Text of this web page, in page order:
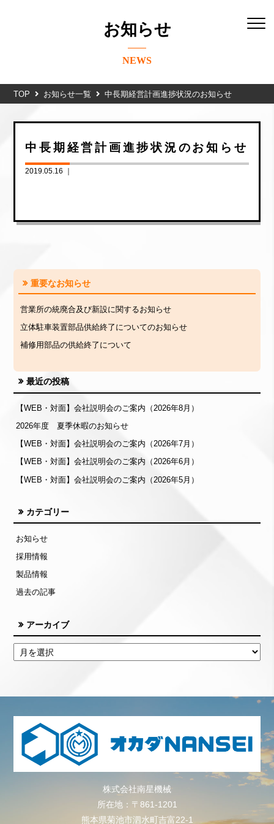
お知らせ
NEWS
TOP お知らせ一覧 中長期経営計画進捗状況のお知らせ
中長期経営計画進捗状況のお知らせ
2019.05.16 ｜
重要なお知らせ
営業所の統廃合及び新設に関するお知らせ
立体駐車装置部品供給終了についてのお知らせ
補修用部品の供給終了について
最近の投稿
【WEB・対面】会社説明会のご案内（2026年8月）
2026年度 夏季休暇のお知らせ
【WEB・対面】会社説明会のご案内（2026年7月）
【WEB・対面】会社説明会のご案内（2026年6月）
【WEB・対面】会社説明会のご案内（2026年5月）
カテゴリー
お知らせ
採用情報
製品情報
過去の記事
アーカイブ
株式会社南星機械
所在地：〒861-1201
熊本県菊池市泗水町吉富22-1